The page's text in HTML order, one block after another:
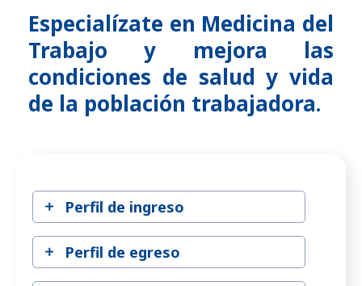
Especialízate en Medicina del
Trabajo y mejora las
condiciones de salud y vida
de la población trabajadora.
Perfil de ingreso
Perfil de egreso